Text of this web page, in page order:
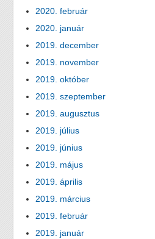
2020. február
2020. január
2019. december
2019. november
2019. október
2019. szeptember
2019. augusztus
2019. július
2019. június
2019. május
2019. április
2019. március
2019. február
2019. január